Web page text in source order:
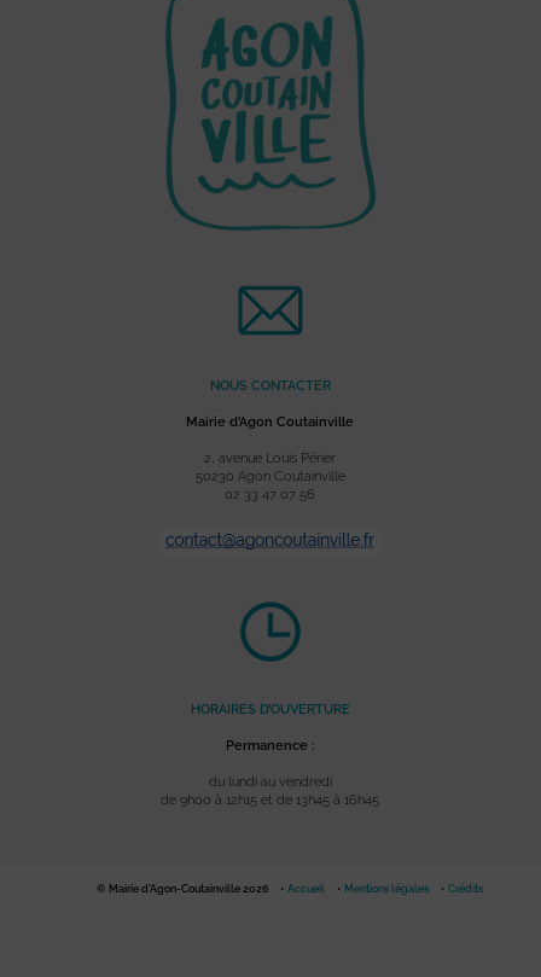
NOUS CONTACTER
Mairie d’Agon Coutainville
2, avenue Louis Périer
50230 Agon Coutainville
02 33 47 07 56
HORAIRES D’OUVERTURE
Permanence :
du lundi au vendredi
de 9h00 à 12h15 et de 13h45 à 16h45
© Mairie d'Agon-Coutainville 2026 Accueil Mentions légales Crédits